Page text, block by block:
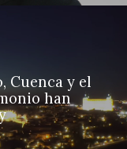
Cuenca y el
han